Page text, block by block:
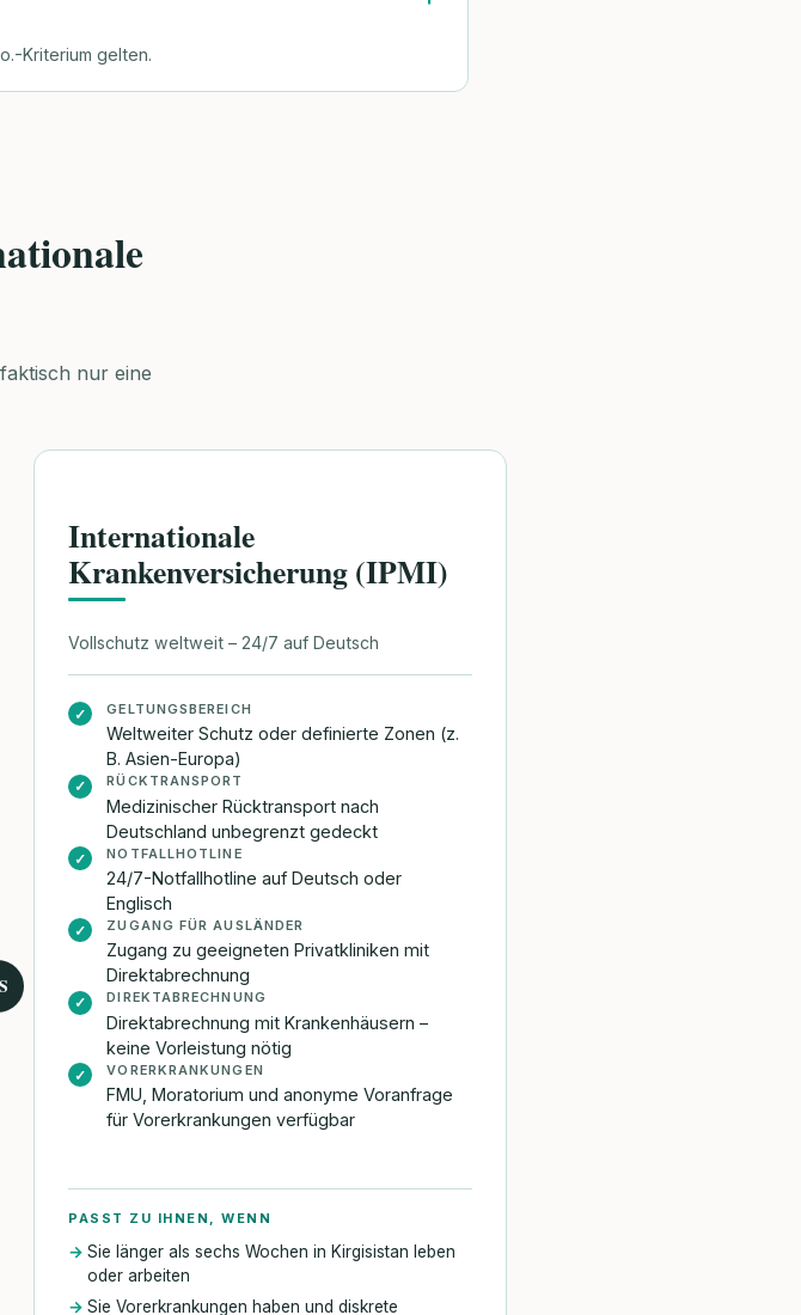
Kriterium gelten.
nur eine
Internationale
Krankenversicherung (IPMI)
Vollschutz weltweit – 24/7 auf Deutsch
✓ GELTUNGSBEREICH
Weltweiter Schutz oder definierte Zonen (z.
B. Asien-Europa)
✓ RÜCKTRANSPORT
Medizinischer Rücktransport nach
Deutschland unbegrenzt gedeckt
✓ NOTFALLHOTLINE
24/7-Notfallhotline auf Deutsch oder
Englisch
✓ ZUGANG FÜR AUSLÄNDER
Zugang zu geeigneten Privatkliniken mit
Direktabrechnung
✓ DIREKTABRECHNUNG
Direktabrechnung mit Krankenhäusern –
keine Vorleistung nötig
✓ VORERKRANKUNGEN
FMU, Moratorium und anonyme Voranfrage
für Vorerkrankungen verfügbar
PASST ZU IHNEN, WENN
Sie länger als sechs Wochen in Kirgisistan leben
oder arbeiten
Sie Vorerkrankungen haben und diskrete